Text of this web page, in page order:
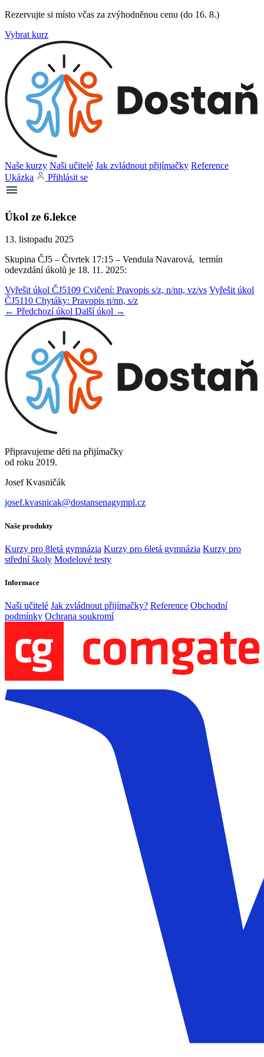
Rezervujte si místo včas za zvýhodněnou cenu (do 16. 8.)
Vybrat kurz
Naše kurzy Naši učitelé Jak zvládnout přijímačky Reference
Ukázka
Přihlásit se
Úkol ze 6.lekce
13. listopadu 2025
Skupina ČJ5 – Čtvrtek 17:15 – Vendula Navarová, termín
odevzdání úkolů je 18. 11. 2025:
Vyřešit úkol ČJ5109 Cvičení: Pravopis s/z, n/nn, vz/vs Vyřešit úkol
ČJ5110 Chytáky: Pravopis n/nn, s/z
← Předchozí úkol Další úkol →
Připravujeme děti na přijímačky
od roku 2019.
Josef Kvasničák
josef.kvasnicak@dostansenagympl.cz
Naše produkty
Kurzy pro 8letá gymnázia Kurzy pro 6letá gymnázia Kurzy pro
střední školy Modelové testy
Informace
Naši učitelé Jak zvládnout přijímačky? Reference Obchodní
podmínky Ochrana soukromí